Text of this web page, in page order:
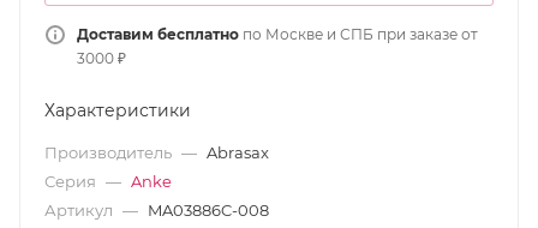
Доставим бесплатно по Москве и СПБ при заказе от
3000 ₽
Характеристики
Производитель — Abrasax
Серия — Anke
Артикул — MA03886C-008